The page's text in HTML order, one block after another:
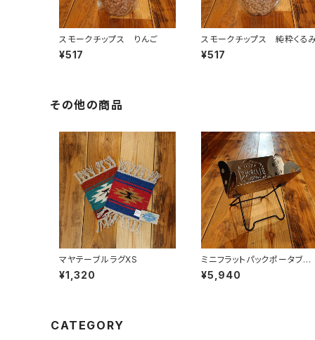
スモークチップス りんご
¥517
スモークチップス 純粋くる
¥517
その他の商品
マヤテーブルラグXS
¥1,320
ミニフラットパックポータブル
グリル＆ファイヤーピット
¥5,940
CATEGORY